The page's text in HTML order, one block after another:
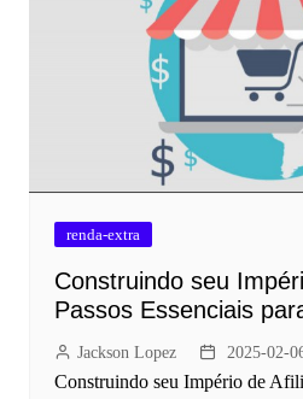
renda-extra
Construindo seu
Passos Essenciais
Jackson Lopez 2025-02-
Construindo seu Império de